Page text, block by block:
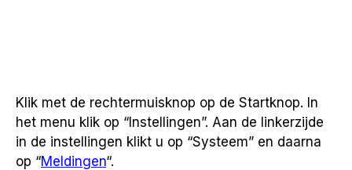
Klik met de rechtermuisknop op de Startknop. In
het menu klik op “Instellingen”. Aan de linkerzijde
in de instellingen klikt u op “Systeem” en daarna
op “Meldingen“.